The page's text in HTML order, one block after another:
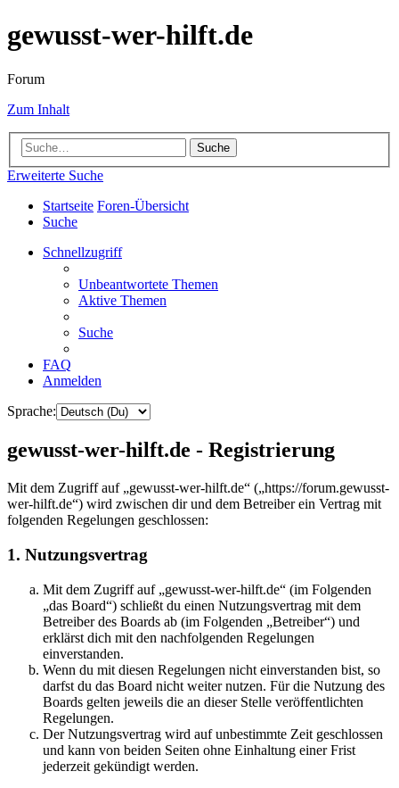
gewusst-wer-hilft.de
Forum
Zum Inhalt
Suche
Erweiterte Suche
Startseite Foren-Übersicht
Suche
Schnellzugriff
Unbeantwortete Themen
Aktive Themen
Suche
FAQ
Anmelden
Sprache:
gewusst-wer-hilft.de - Registrierung
Mit dem Zugriff auf „gewusst-wer-hilft.de“ („https://forum.gewusst-
wer-hilft.de“) wird zwischen dir und dem Betreiber ein Vertrag mit
folgenden Regelungen geschlossen:
1. Nutzungsvertrag
Mit dem Zugriff auf „gewusst-wer-hilft.de“ (im Folgenden
„das Board“) schließt du einen Nutzungsvertrag mit dem
Betreiber des Boards ab (im Folgenden „Betreiber“) und
erklärst dich mit den nachfolgenden Regelungen
einverstanden.
Wenn du mit diesen Regelungen nicht einverstanden bist, so
darfst du das Board nicht weiter nutzen. Für die Nutzung des
Boards gelten jeweils die an dieser Stelle veröffentlichten
Regelungen.
Der Nutzungsvertrag wird auf unbestimmte Zeit geschlossen
und kann von beiden Seiten ohne Einhaltung einer Frist
jederzeit gekündigt werden.